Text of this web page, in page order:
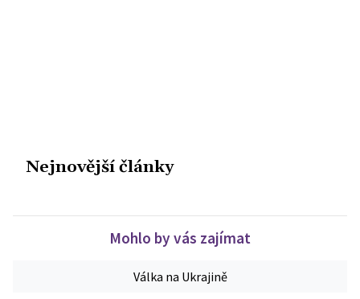
Nejnovější články
Mohlo by vás zajímat
Válka na Ukrajině